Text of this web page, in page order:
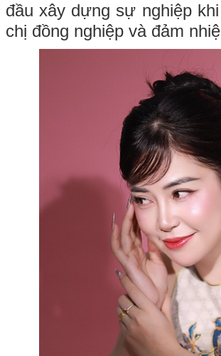
đầu xây dựng sự nghiệp
chị đồng nghiệp và đảm